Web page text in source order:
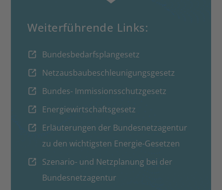
Weiterführende Links:
Bundesbedarfsplangesetz
Netzausbaubeschleunigungsgesetz
Bundes- Immissionsschutzgesetz
Energiewirtschaftsgesetz
Erläuterungen der Bundesnetzagentur
zu den wichtigsten Energie-Gesetzen
Szenario- und Netzplanung bei der
Bundesnetzagentur